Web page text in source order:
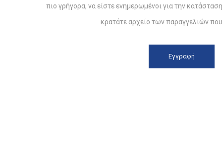
πιο γρήγορα, να είστε ενημερωμένοι για την
κρατάτε αρχείο των παραγγελιών που